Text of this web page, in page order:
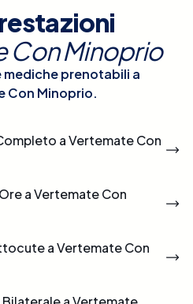
Con Minoprio
prenotabili a
Con Minoprio.
a Vertemate Con
a Vertemate Con
a Vertemate Con